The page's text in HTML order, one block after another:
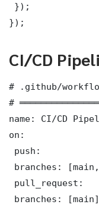
});
});
CI/CD
# .github/
#
name: CI/CD
on:
push:
branches:
pull_request:
branches: [main]